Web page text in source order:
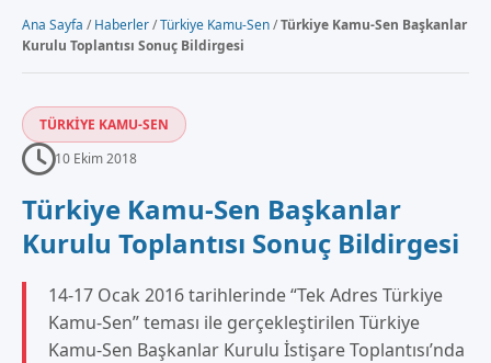
Ana Sayfa /Haberler/Türkiye Kamu-Sen/Türkiye Kamu-Sen Başkanlar
Kurulu Toplantısı Sonuç Bildirgesi
TÜRKIYE KAMU-SEN
10 Ekim 2018
Türkiye Kamu-Sen Başkanlar
Kurulu Toplantısı Sonuç Bildirgesi
14-17 Ocak 2016 tarihlerinde “Tek Adres Türkiye
Kamu-Sen” teması ile gerçekleştirilen Türkiye
Kamu-Sen Başkanlar Kurulu İstişare Toplantısı’nda